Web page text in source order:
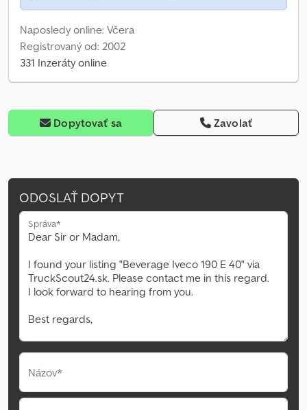
Naposledy online: Včera
Registrovaný od: 2002
331 Inzeráty online
Dopytovať sa Zavolať
ODOSLAŤ DOPYT
Správa*
Názov*